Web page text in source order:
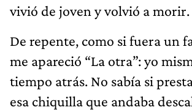
vivió de joven y volvió a morir.
De repente, como si fuera un
me apareció “La otra”: yo
tiempo atrás. No sabía si
esa chiquilla que andaba